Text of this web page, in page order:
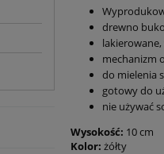
drewno
mechanizm
do mielenia
gotowy do
nie używać
Wysokość: 10 cm
Kolor: żółty